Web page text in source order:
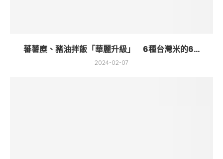
蕃薯糜、豬油拌飯「華麗升級」 6種台灣米的6...
2024-02-07